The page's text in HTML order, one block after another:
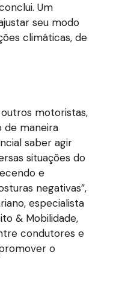
Um
seu modo
climáticas, de
motoristas,
de maneira
saber agir
situações do
e
negativas”,
especialista
& Mobilidade,
condutores e
o